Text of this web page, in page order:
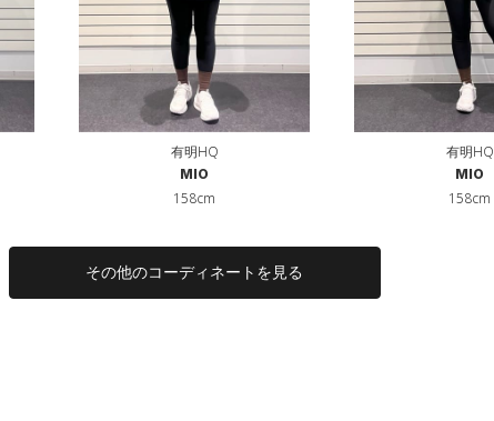
有明HQ
MIO
158cm
有明HQ
MIO
158cm
その他のコーディネートを見る